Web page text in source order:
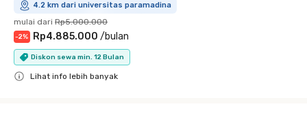
4.2 km dari universitas paramadina
mulai dari Rp5.000.000
-2% Rp4.885.000 /bulan
Diskon sewa min. 12 Bulan
Lihat info lebih banyak